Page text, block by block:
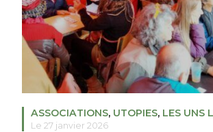
ASSOCIATIONS, UTOPIES, LES UNS
Le 27 janvier 2026